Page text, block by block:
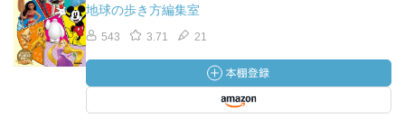
地球の歩き方編集室
543 3.71 21